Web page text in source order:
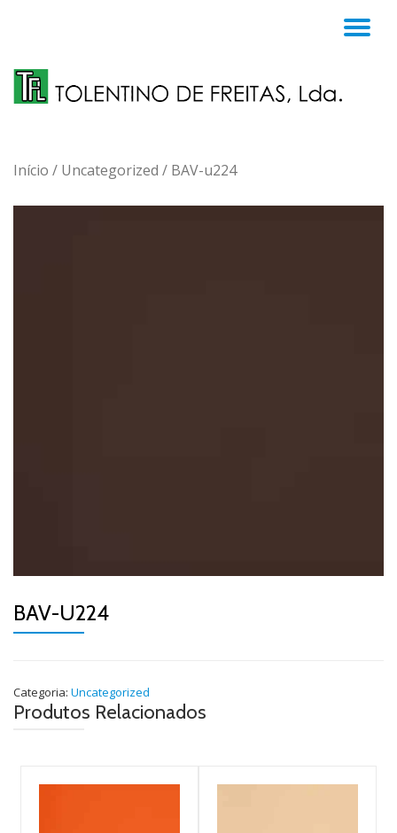
content
Início / Uncategorized / BAV-u224
BAV-U224
Categoria: Uncategorized
Produtos Relacionados